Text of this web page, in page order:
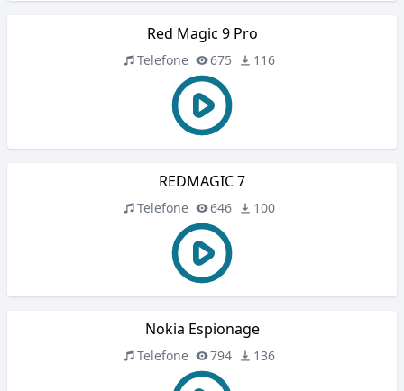
Red Magic 9 Pro
Telefone 675 116
REDMAGIC 7
Telefone 646 100
Nokia Espionage
Telefone 794 136